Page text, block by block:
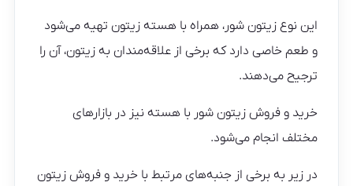
این نوع زیتون شور، همراه با هسته زیتون تهیه می‌شود
و طعم خاصی دارد که برخی از علاقه‌مندان به زیتون، آن را
ترجیح می‌دهند.
خرید و فروش زیتون شور با هسته نیز در بازارهای
مختلف انجام می‌شود.
در زیر به برخی از جنبه‌های مرتبط با خرید و فروش زیتون